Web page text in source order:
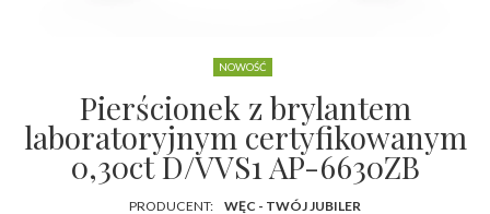
NOWOŚĆ
Pierścionek z brylantem
laboratoryjnym certyfikowanym
0,30ct D/VVS1 AP-6630ZB
PRODUCENT:
WĘC - TWÓJ JUBILER